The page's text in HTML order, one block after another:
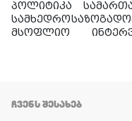
პოლიტიკა
სამხედრო
მსოფლიო
ᲩᲕᲔᲜᲡ ᲨᲔᲡᲐᲮᲔᲑ